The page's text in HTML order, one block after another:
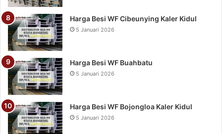
Harga Besi WF Cibeunying Kaler Kidul
5 Januari 2026
Harga Besi WF Buahbatu
5 Januari 2026
Harga Besi WF Bojongloa Kaler Kidul
5 Januari 2026